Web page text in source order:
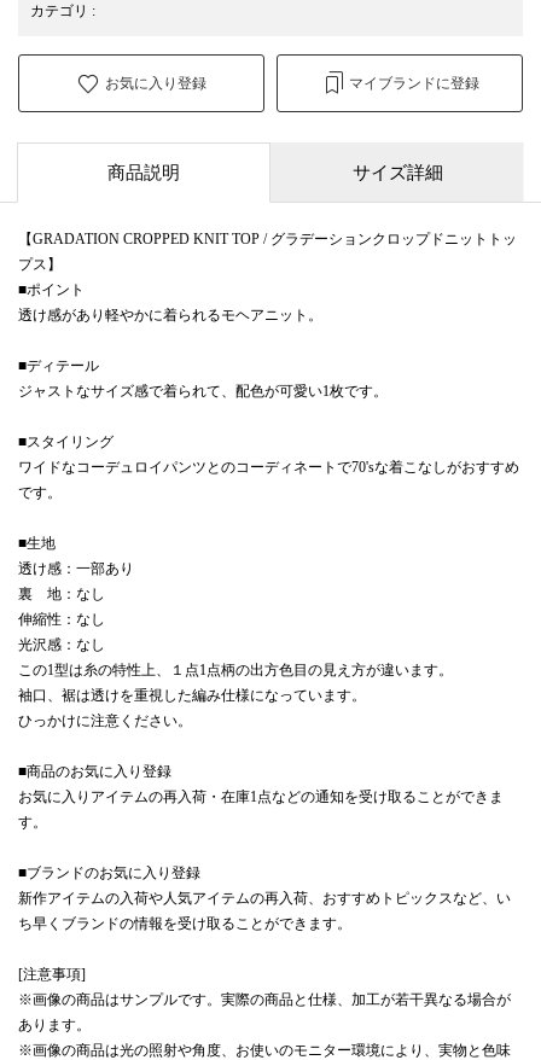
カテゴリ :
お気に入り登録 マイブランドに登録
商品説明 サイズ詳細
【GRADATION CROPPED KNIT TOP / グラデーションクロップドニットトッ
プス】
■ポイント
透け感があり軽やかに着られるモヘアニット。
■ディテール
ジャストなサイズ感で着られて、配色が可愛い1枚です。
■スタイリング
ワイドなコーデュロイパンツとのコーディネートで70'sな着こなしがおすすめ
です。
■生地
透け感：一部あり
裏 地：なし
伸縮性：なし
光沢感：なし
この1型は糸の特性上、１点1点柄の出方色目の見え方が違います。
袖口、裾は透けを重視した編み仕様になっています。
ひっかけに注意ください。
■商品のお気に入り登録
お気に入りアイテムの再入荷・在庫1点などの通知を受け取ることができま
す。
■ブランドのお気に入り登録
新作アイテムの入荷や人気アイテムの再入荷、おすすめトピックスなど、い
ち早くブランドの情報を受け取ることができます。
[注意事項]
※画像の商品はサンプルです。実際の商品と仕様、加工が若干異なる場合が
あります。
※画像の商品は光の照射や角度、お使いのモニター環境により、実物と色味